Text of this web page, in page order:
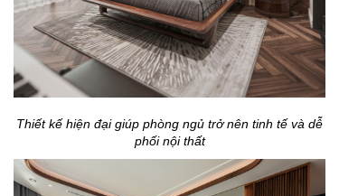
Thiết kế hiện đại giúp phòng ngủ trở nên tinh tế và dễ
phối nội thất